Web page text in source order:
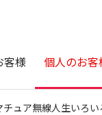
客様 個人のお客
チュア無線人生いろい